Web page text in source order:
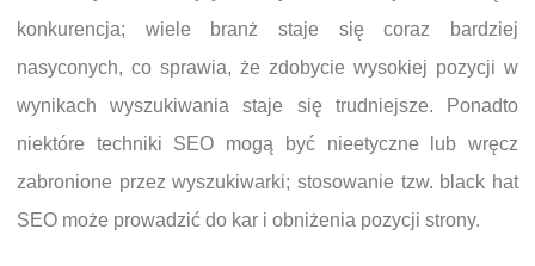
konkurencja; wiele branż staje się coraz bardziej
nasyconych, co sprawia, że zdobycie wysokiej pozycji w
wynikach wyszukiwania staje się trudniejsze. Ponadto
niektóre techniki SEO mogą być nieetyczne lub wręcz
zabronione przez wyszukiwarki; stosowanie tzw. black hat
SEO może prowadzić do kar i obniżenia pozycji strony.